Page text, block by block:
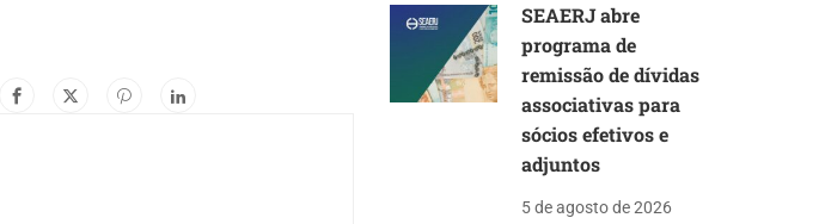
SEAERJ abre
programa de
remissão de dívidas
associativas para
sócios efetivos e
adjuntos
5 de agosto de 2026